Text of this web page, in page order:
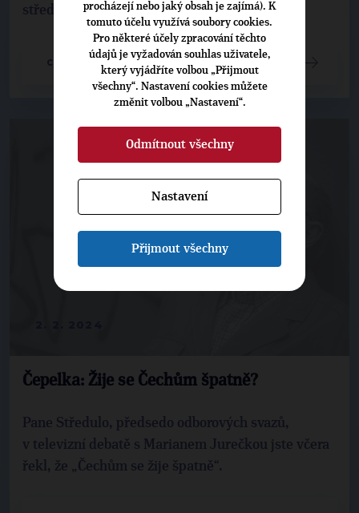
střední školy přes internet.
CELÝ ČLÁNEK
Čepelka: Žije se Čechům špatně?
Pane Středulo, předsedo odborových svazů,
v televizní debatě s Marianem Jurečkou jste včera
řekl, že „Čechům se žije špatně“.
procházejí nebo jaký obsah je zajímá). K
tomuto účelu využívá soubory cookies.
Pro některé účely zpracování těchto
údajů je vyžadován souhlas uživatele,
který vyjádříte volbou „Přijmout
všechny“. Nastavení cookies můžete
změnit volbou „Nastavení“.
Odmítnout všechny
Nastavení
Přijmout všechny